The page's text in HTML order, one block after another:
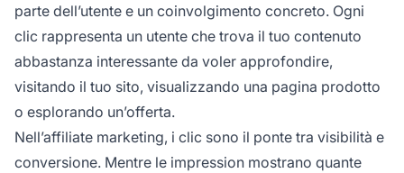
parte dell’utente e un coinvolgimento concreto. Ogni
clic rappresenta un utente che trova il tuo contenuto
abbastanza interessante da voler approfondire,
visitando il tuo sito, visualizzando una pagina prodotto
o esplorando un’offerta.
Nell’affiliate marketing, i clic sono il ponte tra visibilità e
conversione. Mentre le impression mostrano quante